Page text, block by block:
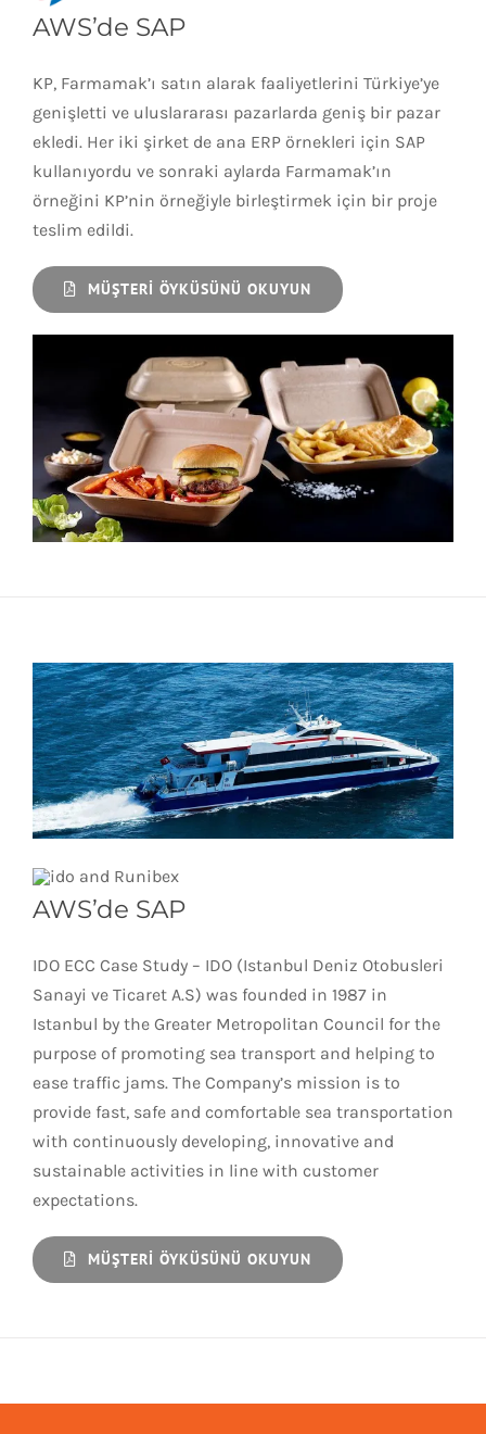
AWS’de SAP
KP, Farmamak’ı satın alarak faaliyetlerini Türkiye’ye
genişletti ve uluslararası pazarlarda geniş bir pazar
ekledi. Her iki şirket de ana ERP örnekleri için SAP
kullanıyordu ve sonraki aylarda Farmamak’ın
örneğini KP’nin örneğiyle birleştirmek için bir proje
teslim edildi.
MÜŞTERI ÖYKÜSÜNÜ OKUYUN
AWS’de SAP
IDO ECC Case Study – IDO (Istanbul Deniz Otobusleri
Sanayi ve Ticaret A.S) was founded in 1987 in
Istanbul by the Greater Metropolitan Council for the
purpose of promoting sea transport and helping to
ease traffic jams. The Company’s mission is to
provide fast, safe and comfortable sea transportation
with continuously developing, innovative and
sustainable activities in line with customer
expectations.
MÜŞTERI ÖYKÜSÜNÜ OKUYUN